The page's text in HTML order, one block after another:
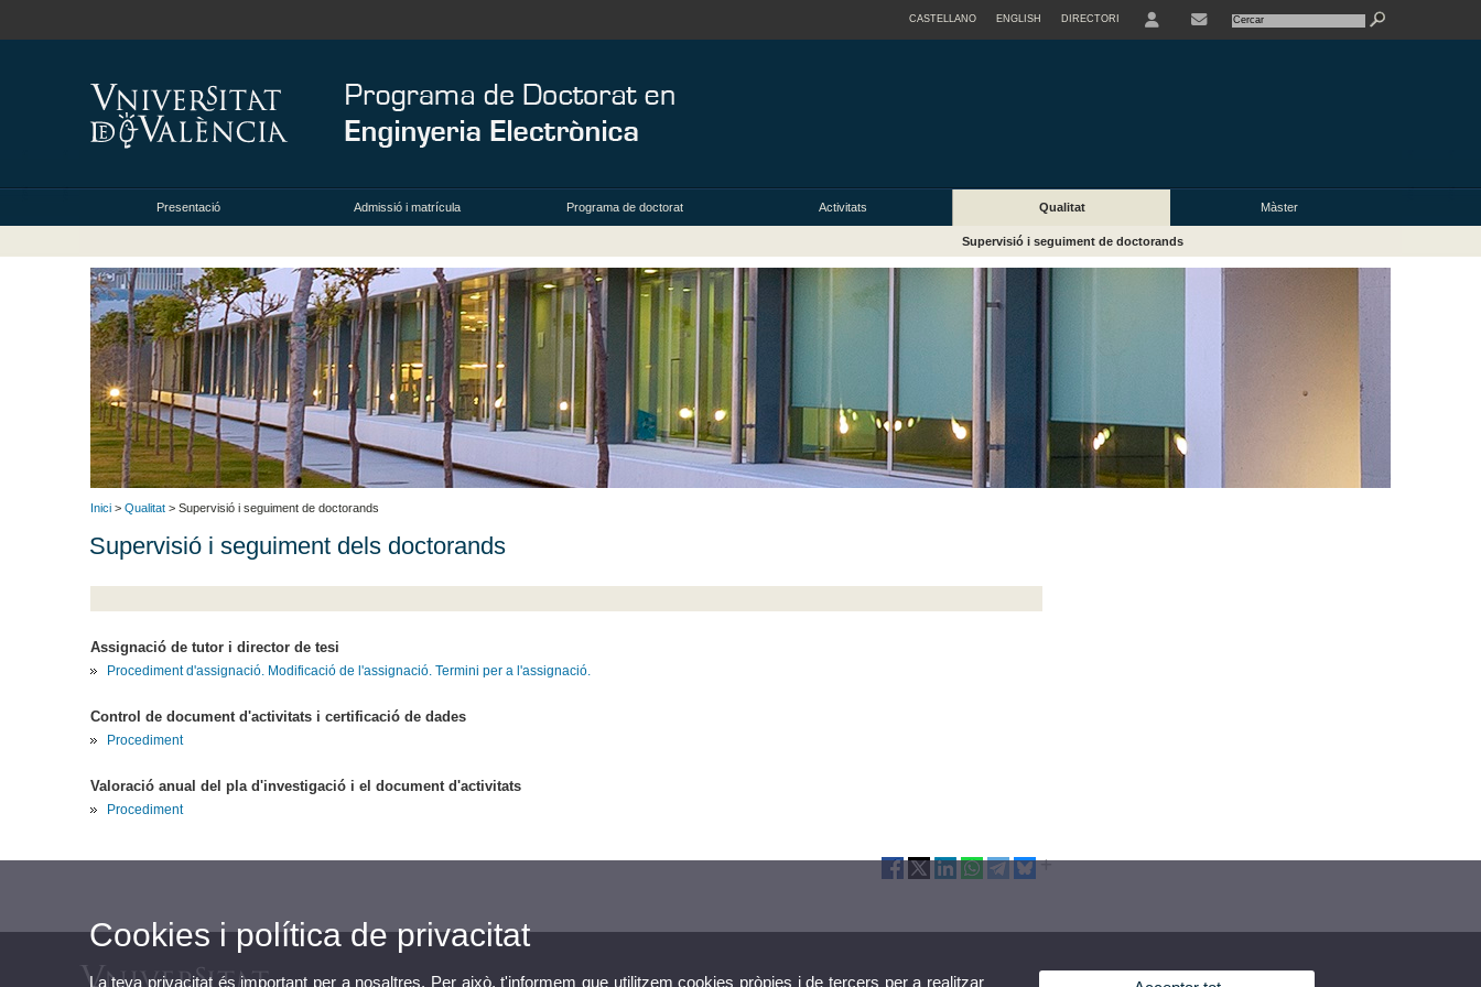
CASTELLANO ENGLISH DIRECTORI
Presentació Admissió i matrícula Programa de doctorat Activitats Qualitat Màster
Supervisió i seguiment de doctorands
Inici > Qualitat > Supervisió i seguiment de doctorands
Supervisió i seguiment dels doctorands
Assignació de tutor i director de tesi
Procediment d'assignació. Modificació de l'assignació. Termini per a l'assignació.
Control de document d'activitats i certificació de dades
Procediment
Valoració anual del pla d'investigació i el document d'activitats
Procediment
Cookies i política de privacitat
La teva privacitat és important per a nosaltres. Per això, t'informem que utilitzem cookies pròpies i de tercers per a realitzar